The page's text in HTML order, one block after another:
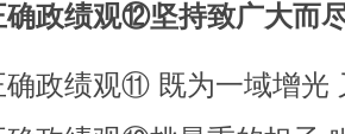
确政绩观⑫坚持致广大而